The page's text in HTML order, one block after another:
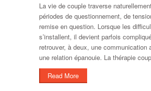
La vie de couple traverse
périodes de questionnement, de
remise en question. Lorsque les
s’installent, il devient parfois
retrouver, à deux, une communication
une relation épanouie. La thérapie
Read More